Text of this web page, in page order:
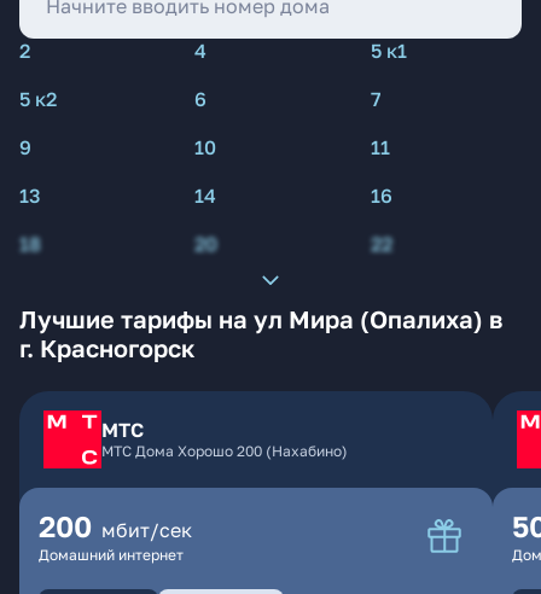
2 4
5 к1
5 к2
6
7
9
10
11
13
14
16
18
20 22
Лучшие тарифы на ул Мира (Опалиха) в
г. Красногорск
МТС
МТС Дома Хорошо 200 (Нахабино)
200 мбит/сек
Домашний интернет